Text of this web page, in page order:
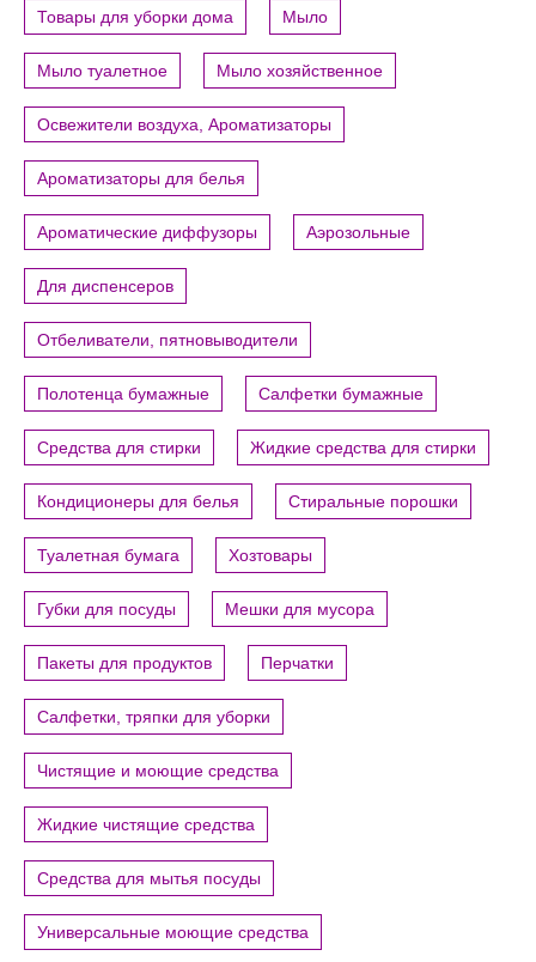
Товары для уборки дома Мыло
Мыло туалетное Мыло хозяйственное
Освежители воздуха, Ароматизаторы
Ароматизаторы для белья
Ароматические диффузоры Аэрозольные
Для диспенсеров
Отбеливатели, пятновыводители
Полотенца бумажные Салфетки бумажные
Средства для стирки Жидкие средства для стирки
Кондиционеры для белья Стиральные порошки
Туалетная бумага Хозтовары
Губки для посуды Мешки для мусора
Пакеты для продуктов Перчатки
Салфетки, тряпки для уборки
Чистящие и моющие средства
Жидкие чистящие средства
Средства для мытья посуды
Универсальные моющие средства